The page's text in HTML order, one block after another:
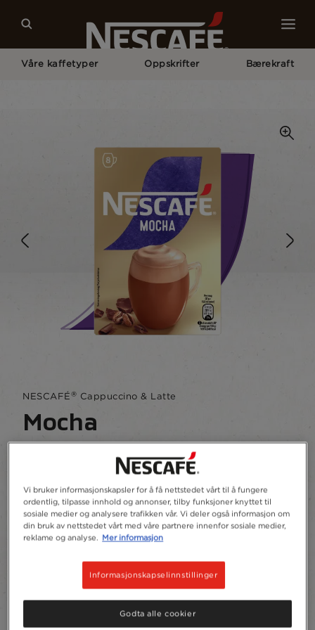
Våre kaffetyper Oppskrifter Bærekraft
NESCAFÉ® Cappuccino & Latte
Mocha
Skriv en anmeldelse
Vår GULL-signaturblanding av kaffe med herlig
sjokolade for en skummende opplevelse.
Legg til Favoritter
Porsjonsposer 8
Vi bruker informasjonskapsler for å få nettstedet vårt til å fungere
ordentlig, tilpasse innhold og annonser, tilby funksjoner knyttet til
sosiale medier og analysere trafikken vår. Vi deler også informasjon om
din bruk av nettstedet vårt med våre partnere innenfor sosiale medier,
reklame og analyse. Mer informasjon
Informasjonskapselinnstillinger
Godta alle cookier